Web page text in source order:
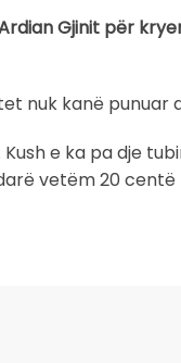
Gjinit për
nuk kanë punuar
e ka pa dje
vetëm 20 centë